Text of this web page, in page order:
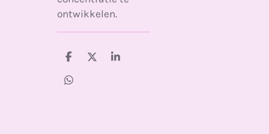
ontwikkelen.
D
l
D
S
D